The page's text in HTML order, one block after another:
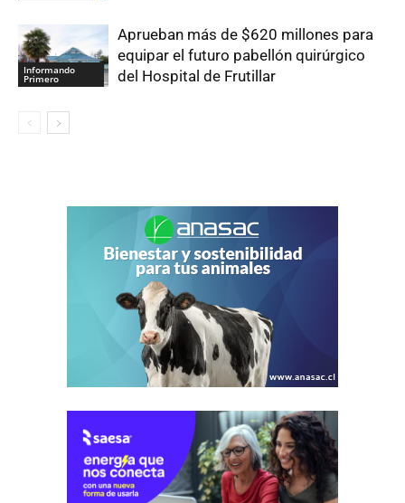
Informando
Primero
Aprueban más de $620 millones para
equipar el futuro pabellón quirúrgico
del Hospital de Frutillar